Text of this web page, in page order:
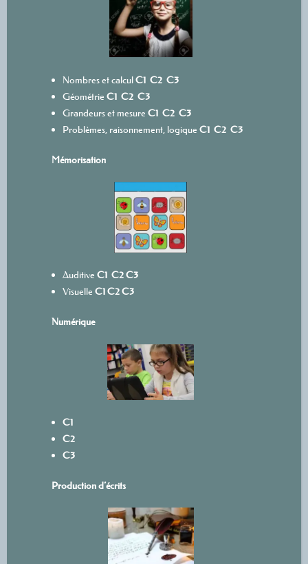
Nombres et calculC1 C2 C3
Géométrie C1 C2 C3
Grandeurs et mesure C1 C2 C3
Problèmes, raisonnement, logique C1 C2 C3
Mémorisation
Auditive C1 C2C3
Visuelle C1C2C3
Numérique
C1
C2
C3
Production d’écrits